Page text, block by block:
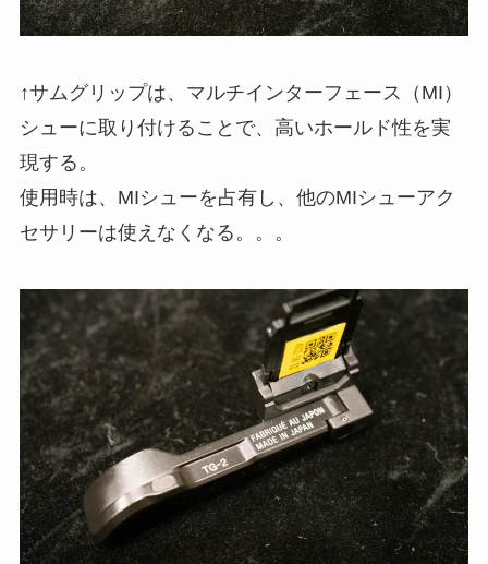
↑サムグリップは、マルチインターフェース（MI）
シューに取り付けることで、高いホールド性を実
現する。
使用時は、MIシューを占有し、他のMIシューアク
セサリーは使えなくなる。。。